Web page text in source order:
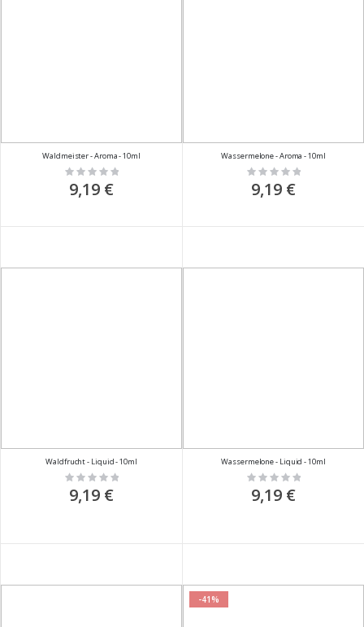
Waldmeister - Aroma - 10ml
Rating:
0%
9,19 €
Wassermelone - Aroma - 10ml
Rating:
0%
9,19 €
Waldfrucht - Liquid - 10ml
Rating:
9,19 €
Wassermelone - Liquid - 10ml
Rating:
9,19 €
-41%